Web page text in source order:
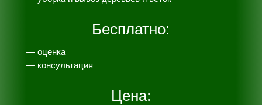
Бесплатно:
— оценка
— консультация
Цена: